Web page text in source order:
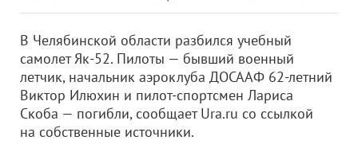
В Челябинской области разбился учебный
самолет Як-52. Пилоты — бывший военный
летчик, начальник аэроклуба ДОСААФ 62-летний
Виктор Илюхин и пилот-спортсмен Лариса
Скоба — погибли, сообщает Ura.ru со ссылкой
на собственные источники.